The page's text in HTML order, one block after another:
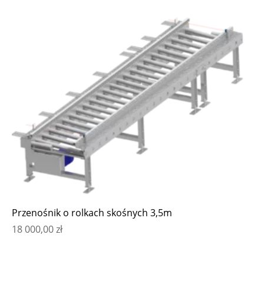
Przenośnik o rolkach skośnych 3,5m
18 000,00zł